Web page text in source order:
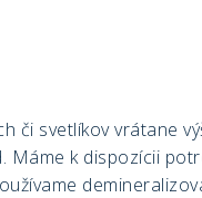
či svetlíkov vrátane
Máme k dispozícii